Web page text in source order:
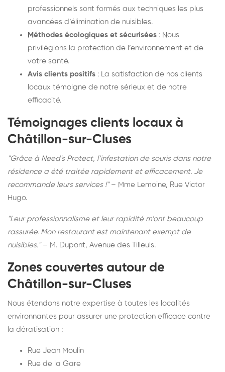
professionnels sont formés aux techniques les plus
avancées d’élimination de nuisibles.
Méthodes écologiques et sécurisées : Nous
privilégions la protection de l’environnement et de
votre santé.
Avis clients positifs : La satisfaction de nos clients
locaux témoigne de notre sérieux et de notre
efficacité.
Témoignages clients locaux à
Châtillon-sur-Cluses
"Grâce à Need's Protect, l’infestation de souris dans notre
résidence a été traitée rapidement et efficacement. Je
recommande leurs services !" – Mme Lemoine, Rue Victor
Hugo.
"Leur professionnalisme et leur rapidité m’ont beaucoup
rassurée. Mon restaurant est maintenant exempt de
nuisibles." – M. Dupont, Avenue des Tilleuls.
Zones couvertes autour de
Châtillon-sur-Cluses
Nous étendons notre expertise à toutes les localités
environnantes pour assurer une protection efficace contre
la dératisation :
Rue Jean Moulin
Rue de la Gare